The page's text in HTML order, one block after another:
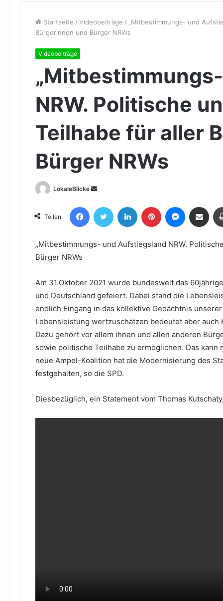
Startseite / Videobeiträge / „Mitbestimmungs- und
Bürgerinnen und Bürger NRWs
Videobeiträge
NRW. Politische
Teilhabe für aller
Bürger NRWs
LokaleBlicke
Sende
eine
E-
Teilen
FacebookTwitter LinkedIn Pinterest Messenger
Teile per E-Mail
„Mitbestimmungs- und Aufstiegsland NRW.
Bürger NRWs
Am 31.Oktober 2021 wurde bundesweit das
und Deutschland gefeiert. Dabei stand die
endlich Eingang in das kollektive Gedächtnis
Lebensleistung wertzuschätzen bedeutet aber
Dazu gehört vor allem ihnen und allen anderen
sowie politische Teilhabe zu ermöglichen. Das
neue Ampel-Koalition hat die Modernisierung des
festgehalten, so die SPD.
Diesbezüglich, ein Statement vom Thomas